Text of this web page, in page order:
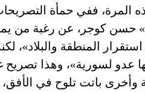
المرة، ففي حمأة
حسن كوجر، عن رغبة من
المنطقة والبلاد»،
عدو لسورية»، وهذا
باتت تلوح في الأفق،